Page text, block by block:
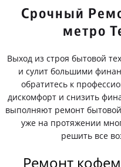
Срочный
метро
Выход из строя бытовой
и сулит большими
обратитесь к
дискомфорт и снизить
выполняют ремонт
уже на протяжении
решить все
Ремонт